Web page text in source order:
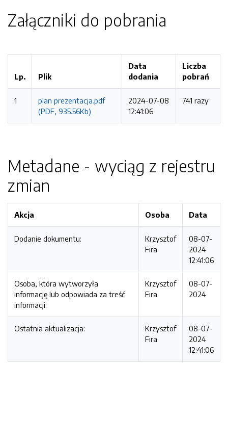
Załączniki do pobrania
Lp. Plik
Data
dodania
Liczba
pobrań
1
plan prezentacja.pdf
(PDF, 935.56Kb)
2024-07-08
12:41:06
741 razy
Metadane - wyciąg z rejestru
zmian
Akcja Osoba Data
Dodanie dokumentu:
Krzysztof
Fira
08-07-
2024
12:41:06
Osoba, która wytworzyła
informację lub odpowiada za treść
informacji:
Krzysztof
Fira
08-07-
2024
Ostatnia aktualizacja:
Krzysztof
Fira
08-07-
2024
12:41:06